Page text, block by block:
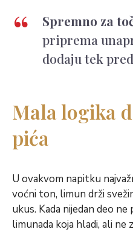
Spremno za
priprema
dodaju tek
Mala logika
pića
U ovakvom napitku
voćni ton, limun drži
ukus. Kada nijedan deo ne
limunada koja hladi, ali ne